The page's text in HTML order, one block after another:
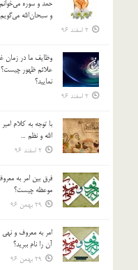
حمد و سوره مي‌خوانم
و سبحان‌الله
2 اسفند 96
وظايف ما در زمان
علائم ظهور چيست؟
نماييد؟
2 اسفند 96
با توجه به كلام
الله و نظم …
2 اسفند 96
فرق بين امر به
موعظه چيست؟
29 بهمن 96
امر به معروف و نهي
آن را نام ببريد؟
29 بهمن 96